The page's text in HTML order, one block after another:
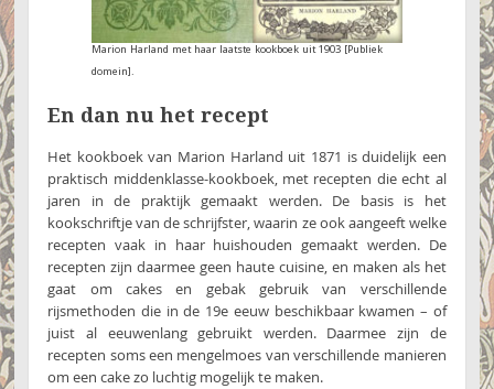
Marion Harland met haar laatste kookboek uit 1903 [Publiek
domein].
En dan nu het recept
Het kookboek van Marion Harland uit 1871 is duidelijk een
praktisch middenklasse-kookboek, met recepten die echt al
jaren in de praktijk gemaakt werden. De basis is het
kookschriftje van de schrijfster, waarin ze ook aangeeft welke
recepten vaak in haar huishouden gemaakt werden. De
recepten zijn daarmee geen haute cuisine, en maken als het
gaat om cakes en gebak gebruik van verschillende
rijsmethoden die in de 19e eeuw beschikbaar kwamen – of
juist al eeuwenlang gebruikt werden. Daarmee zijn de
recepten soms een mengelmoes van verschillende manieren
om een cake zo luchtig mogelijk te maken.